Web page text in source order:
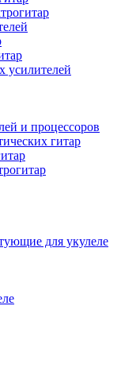
усилителей
и процессоров
гитар
для укулеле